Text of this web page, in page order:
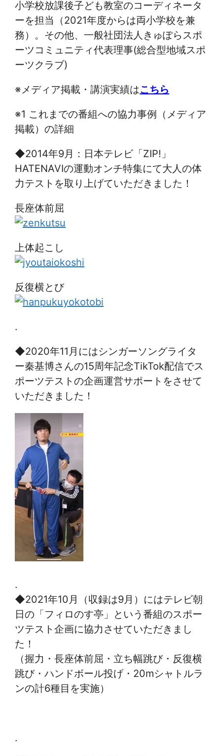
小学校放課後子ども教室のコーディネータ
ーを担当（2021年度からは両小学校を兼
務）。その他、一般社団法人きゅぽらスポ
ーツコミュニティ代表理事(総合型地域スポ
ーツクラブ)
※メディア掲載・講演実績はこちら
※1 これまでの番組への協力事例（メディア
掲載）の詳細
◆2014年9月：日本テレビ「ZIP!」
HATENAVIの運動オンチ特集にて大人の体
力テストを取り上げていただきました！
長座体前屈
上体起こし
反復横とび
.
◆2020年11月にはシンガーソングライタ
ー秦基博さんの15周年記念TikTok配信でス
ポーツテストの企画運営サポートをさせて
いただきました！
.
◆2021年10月（収録は9月）にはテレビ朝
日の「フィロのす亭」という番組のスポー
ツテスト企画に協力させていただきまし
た！
（握力・長座体前屈・立ち幅跳び・反復横
跳び・ハンドボール投げ・20mシャトルラ
ンの計6種目を実施）
.